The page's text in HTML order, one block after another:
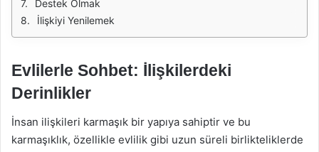
Destek Olmak
İlişkiyi Yenilemek
Evlilerle Sohbet: İlişkilerdeki
Derinlikler
İnsan ilişkileri karmaşık bir yapıya sahiptir ve bu
karmaşıklık, özellikle evlilik gibi uzun süreli birlikteliklerde